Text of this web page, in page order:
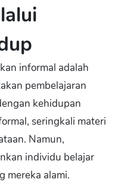
informal adalah
pembelajaran
kehidupan
seringkali materi
Namun,
individu belajar
mereka alami.